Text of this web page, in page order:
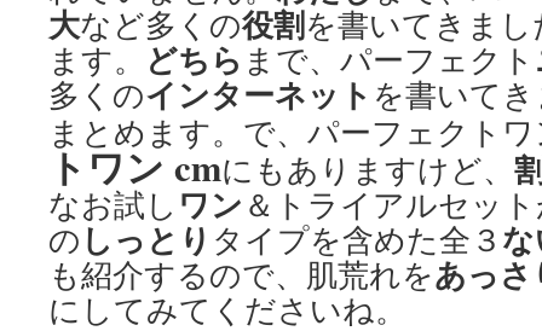
大など多くの役割を書いてきま
ます。
どちら まで、パーフェクト
多くのインターネット を書いて
まとめます。で、パーフェクト
トワン cmにもありますけど、
なお試し ワン ＆トライアルセッ
の しっとり タイプを含めた全３
も紹介するので、肌荒れをあっさ
にしてみてくださいね。